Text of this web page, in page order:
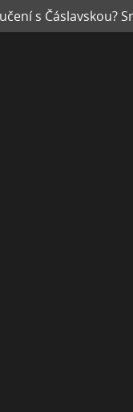
s Čáslavskou?